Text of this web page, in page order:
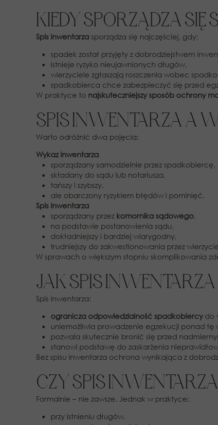
KIEDY SPORZĄDZA
Spis inwentarza sporządza się najczęściej, gdy:
spadek został przyjęty z dobrodziejstwem
istnieje ryzyko nieujawnionych długów,
wierzyciele zgłaszają roszczenia wobec
spadkobierca chce zabezpieczyć się przed
W praktyce to najskuteczniejszy sposób ochrony
SPIS INWENTARZA A
Warto odróżnić dwa pojęcia:
Wykaz inwentarza
sporządzany samodzielnie przez spadkobiercę,
składany do sądu lub notariusza,
tańszy i szybszy,
ale obarczony ryzykiem błędów i pominięć.
Spis inwentarza
sporządzany przez komornika sądowego,
na podstawie postanowienia sądu,
dokładniejszy i bardziej wiarygodny,
trudniejszy do zakwestionowania przez
W sprawach o większym stopniu skomplikowania
JAK SPIS
Spis inwentarza:
ogranicza odpowiedzialność spadkobiercy do
uniemożliwia prowadzenie egzekucji ponad tę
pozwala skutecznie bronić się przed
stanowi podstawę do zaskarżenia
Bez spisu inwentarza ochrona wynikająca z
CZY SPIS
Formalnie – nie zawsze. Jednak w praktyce:
przy istnieniu długów,